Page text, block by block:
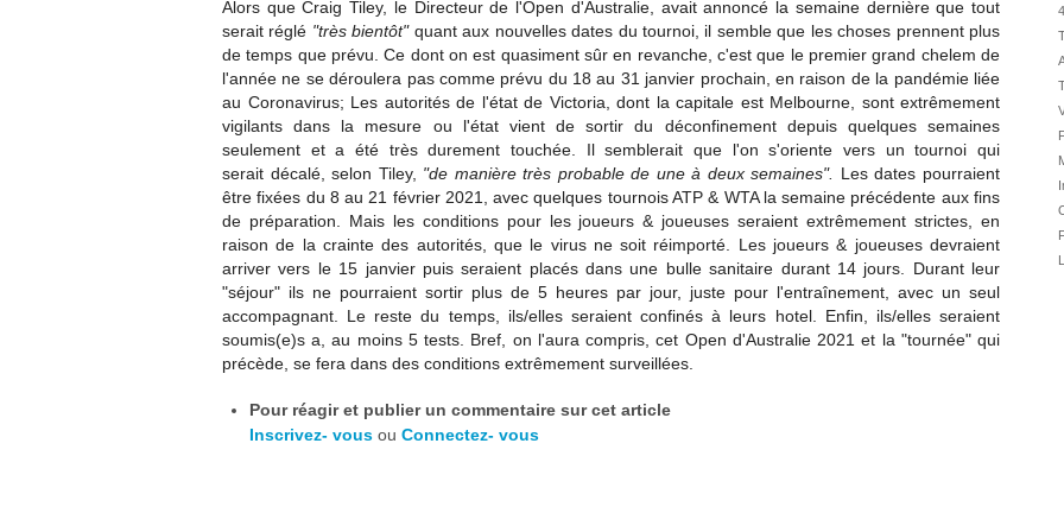
Alors que Craig Tiley, le Directeur de l'Open d'Australie, avait annoncé la semaine dernière que tout
serait réglé "très bientôt" quant aux nouvelles dates du tournoi, il semble que les choses prennent plus
de temps que prévu. Ce dont on est quasiment sûr en revanche, c'est que le premier grand chelem de
l'année ne se déroulera pas comme prévu du 18 au 31 janvier prochain, en raison de la pandémie liée
au Coronavirus; Les autorités de l'état de Victoria, dont la capitale est Melbourne, sont extrêmement
vigilants dans la mesure ou l'état vient de sortir du déconfinement depuis quelques semaines
seulement et a été très durement touchée. Il semblerait que l'on s'oriente vers un tournoi qui
serait décalé, selon Tiley, "de manière très probable de une à deux semaines". Les dates pourraient
être fixées du 8 au 21 février 2021, avec quelques tournois ATP & WTA la semaine précédente aux fins
de préparation. Mais les conditions pour les joueurs & joueuses seraient extrêmement strictes, en
raison de la crainte des autorités, que le virus ne soit réimporté. Les joueurs & joueuses devraient
arriver vers le 15 janvier puis seraient placés dans une bulle sanitaire durant 14 jours. Durant leur
"séjour" ils ne pourraient sortir plus de 5 heures par jour, juste pour l'entraînement, avec un seul
accompagnant. Le reste du temps, ils/elles seraient confinés à leurs hotel. Enfin, ils/elles seraient
soumis(e)s a, au moins 5 tests. Bref, on l'aura compris, cet Open d'Australie 2021 et la "tournée" qui
précède, se fera dans des conditions extrêmement surveillées.
Pour réagir et publier un commentaire sur cet article
Inscrivez- vous ou Connectez- vous